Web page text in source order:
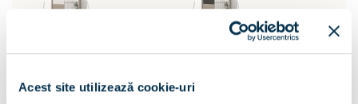
Acest site utilizează cookie-uri